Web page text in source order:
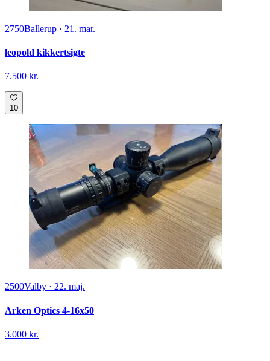
2750Ballerup · 21. mar.
leopold kikkertsigte
7.500 kr.
10
2500Valby · 22. maj.
Arken Optics 4-16x50
3.000 kr.